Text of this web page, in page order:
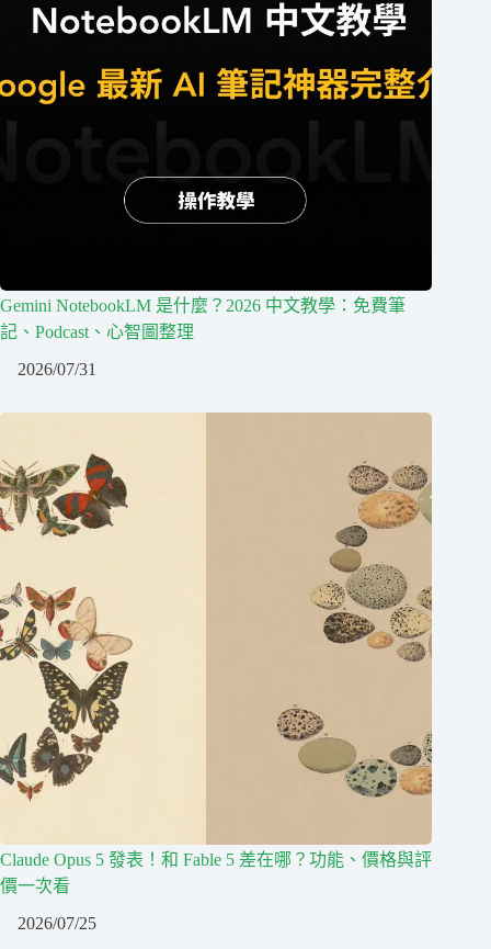
Gemini NotebookLM 是什麼？2026 中文教學：免費筆
記、Podcast、心智圖整理
2026/07/31
Claude Opus 5 發表！和 Fable 5 差在哪？功能、價格與評
價一次看
2026/07/25